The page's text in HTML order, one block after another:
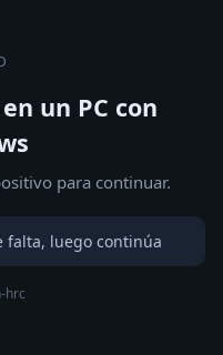
un PC con
para continuar.
falta, luego continúa
hrc